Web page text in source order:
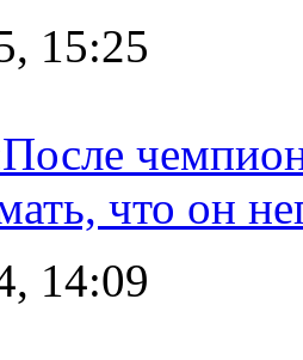
15:25
что он
14:09